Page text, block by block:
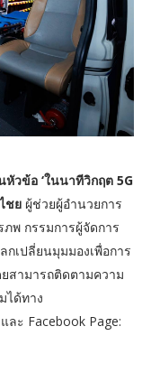
วข้อ ‘ในนาทีวิกฤต 5G
ชยผู้ช่วยผู้อำนวยการ
พ กรรมการผู้จัดการ
เปลี่ยนมุมมองเพื่อการ
สามารถติดตามความ
ได้ทาง
ละ Facebook Page: